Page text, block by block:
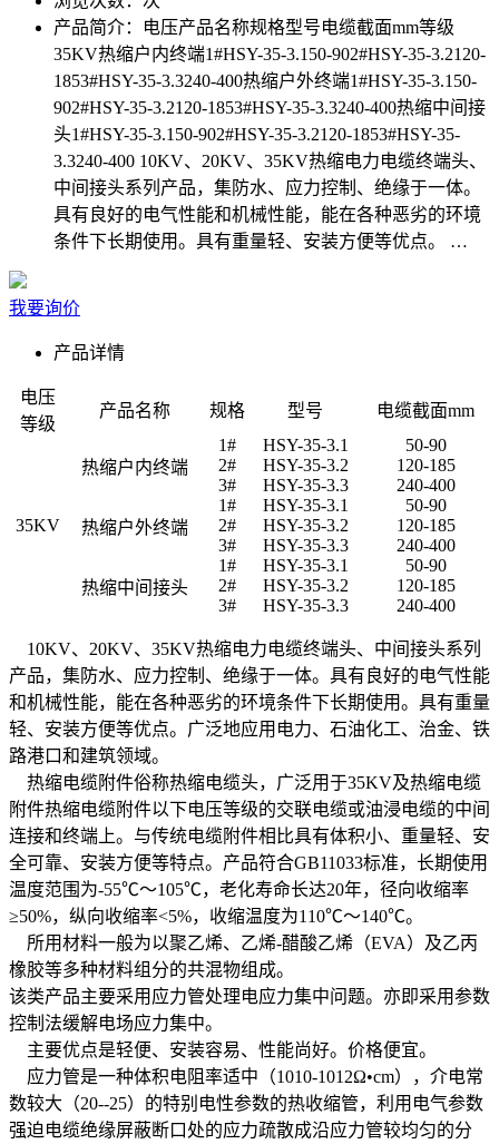
产品简介：
电压产品名称规格型号电缆截面mm等级
35KV热缩户内终端1#HSY-35-3.150-902#HSY-35-3.2120-
1853#HSY-35-3.3240-400热缩户外终端1#HSY-35-3.150-
902#HSY-35-3.2120-1853#HSY-35-3.3240-400热缩中间接
头1#HSY-35-3.150-902#HSY-35-3.2120-1853#HSY-35-
3.3240-400 10KV、20KV、35KV热缩电力电缆终端头、
中间接头系列产品，集防水、应力控制、绝缘于一体。
具有良好的电气性能和机械性能，能在各种恶劣的环境
条件下长期使用。具有重量轻、安装方便等优点。 …
我要询价
产品详情
电压
产品名称 规格 型号 电缆截面mm
等级
35KV
热缩户内终端
1# HSY-35-3.1
50-90
2#
HSY-35-3.2
120-185
3#
HSY-35-3.3 240-400
热缩户外终端
1# HSY-35-3.1
50-90
2#
HSY-35-3.2
120-185
3#
HSY-35-3.3 240-400
热缩中间接头
1# HSY-35-3.1
50-90
2#
HSY-35-3.2
120-185
3#
HSY-35-3.3 240-400
10KV、20KV、35KV热缩电力电缆终端头、中间接头系列
产品，集防水、应力控制、绝缘于一体。具有良好的电气性能
和机械性能，能在各种恶劣的环境条件下长期使用。具有重量
轻、安装方便等优点。广泛地应用电力、石油化工、治金、铁
路港口和建筑领域。
热缩电缆附件俗称热缩电缆头，广泛用于35KV及热缩电缆
附件热缩电缆附件以下电压等级的交联电缆或油浸电缆的中间
连接和终端上。与传统电缆附件相比具有体积小、重量轻、安
全可靠、安装方便等特点。产品符合GB11033标准，长期使用
温度范围为-55℃～105℃，老化寿命长达20年，径向收缩率
≥50%，纵向收缩率<5%，收缩温度为110℃～140℃。
所用材料一般为以聚乙烯、乙烯-醋酸乙烯（EVA）及乙丙
橡胶等多种材料组分的共混物组成。
该类产品主要采用应力管处理电应力集中问题。亦即采用参数
控制法缓解电场应力集中。
主要优点是轻便、安装容易、性能尚好。价格便宜。
应力管是一种体积电阻率适中（1010-1012Ω•cm），介电常
数较大（20--25）的特别电性参数的热收缩管，利用电气参数
强迫电缆绝缘屏蔽断口处的应力疏散成沿应力管较均匀的分